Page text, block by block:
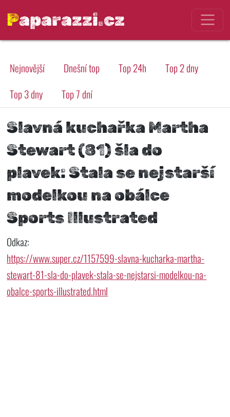
Paparazzi.cz
Nejnovější Dnešní top Top 24h
Top 2 dny
Top 3 dny
Top 7 dní
Slavná kuchařka Martha
Stewart (81) šla do
plavek: Stala se nejstarší
modelkou na obálce
Sports Illustrated
Odkaz:
https://www.super.cz/1157599-slavna-kucharka-martha-
stewart-81-sla-do-plavek-stala-se-nejstarsi-modelkou-na-
obalce-sports-illustrated.html